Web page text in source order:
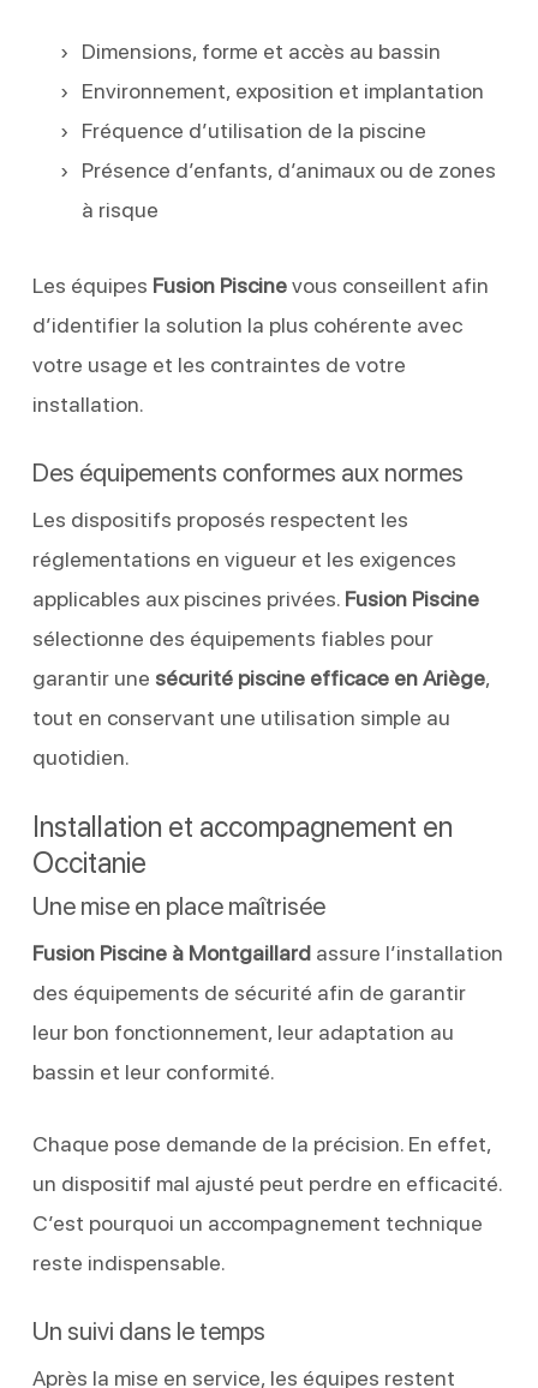
Dimensions, forme et accès au bassin
Environnement, exposition et implantation
Fréquence d’utilisation de la piscine
Présence d’enfants, d’animaux ou de zones
à risque
Les équipes Fusion Piscinevous conseillent afin
d’identifier la solution la plus cohérente avec
votre usage et les contraintes de votre
installation.
Des équipements conformes aux normes
Les dispositifs proposés respectent les
réglementations en vigueur et les exigences
applicables aux piscines privées. Fusion Piscine
sélectionne des équipements fiables pour
garantir une sécurité piscine efficace en Ariège,
tout en conservant une utilisation simple au
quotidien.
Installation et accompagnement en
Occitanie
Une mise en place maîtrisée
Fusion Piscine à Montgaillardassure l’installation
des équipements de sécurité afin de garantir
leur bon fonctionnement, leur adaptation au
bassin et leur conformité.
Chaque pose demande de la précision. En effet,
un dispositif mal ajusté peut perdre en efficacité.
C’est pourquoi un accompagnement technique
reste indispensable.
Un suivi dans le temps
Après la mise en service, les équipes restent